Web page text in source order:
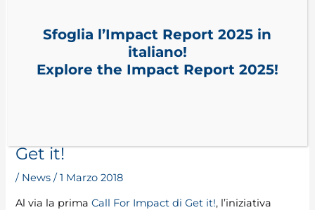
Get it!
/ News /1 Marzo 2018
Al via la primaCall For Impact di Get it!, l’iniziativa
Sfoglia l’Impact Report 2025 in
italiano!
Explore the Impact Report 2025!